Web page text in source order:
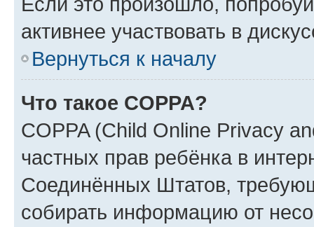
активнее участвовать в
Вернуться к началу
Что такое COPPA?
COPPA (Child Online Privacy
частных прав ребёнка в
Соединённых Штатов,
собирать информацию от